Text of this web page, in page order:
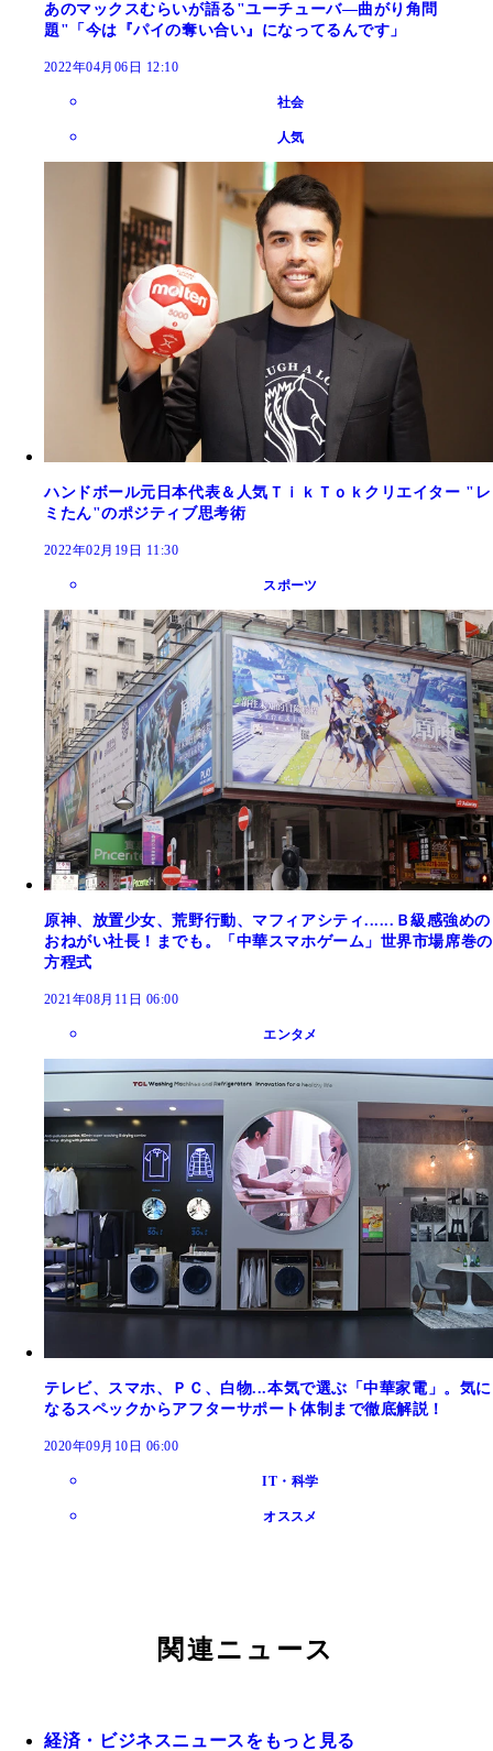
あのマックスむらいが語る"ユーチューバ―曲がり角問
題"「今は『パイの奪い合い』になってるんです」
2022年04月06日 12:10
社会
人気
ハンドボール元日本代表＆人気ＴｉｋＴｏｋクリエイター "レ
ミたん"のポジティブ思考術
2022年02月19日 11:30
スポーツ
原神、放置少女、荒野行動、マフィアシティ......Ｂ級感強めの
おねがい社長！までも。「中華スマホゲーム」世界市場席巻の
方程式
2021年08月11日 06:00
エンタメ
テレビ、スマホ、ＰＣ、白物...本気で選ぶ「中華家電」。気に
なるスペックからアフターサポート体制まで徹底解説！
2020年09月10日 06:00
IT・科学
オススメ
関連ニュース
経済・ビジネスニュースをもっと見る